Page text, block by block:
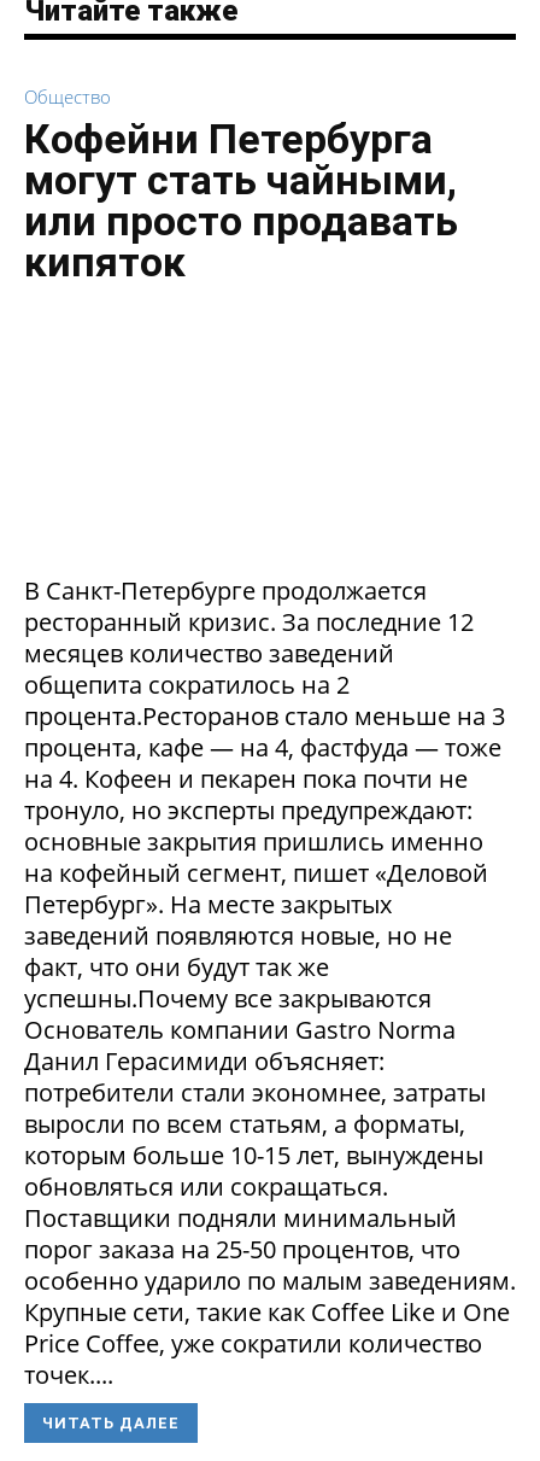
Читайте также
Общество
Кофейни Петербурга
могут стать чайными,
или просто продавать
кипяток
В Санкт-Петербурге продолжается
ресторанный кризис. За последние 12
месяцев количество заведений
общепита сократилось на 2
процента.Ресторанов стало меньше на 3
процента, кафе — на 4, фастфуда — тоже
на 4. Кофеен и пекарен пока почти не
тронуло, но эксперты предупреждают:
основные закрытия пришлись именно
на кофейный сегмент, пишет «Деловой
Петербург». На месте закрытых
заведений появляются новые, но не
факт, что они будут так же
успешны.Почему все закрываются
Основатель компании Gastro Norma
Данил Герасимиди объясняет:
потребители стали экономнее, затраты
выросли по всем статьям, а форматы,
которым больше 10-15 лет, вынуждены
обновляться или сокращаться.
Поставщики подняли минимальный
порог заказа на 25-50 процентов, что
особенно ударило по малым заведениям.
Крупные сети, такие как Coffee Like и One
Price Coffee, уже сократили количество
точек....
ЧИТАТЬ ДАЛЕЕ